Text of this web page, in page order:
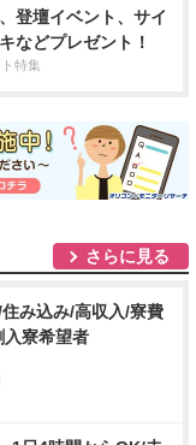
登壇イベント、サイ
などプレゼント！
特集
さらに見る
み込み/高収入/寮費
寮希望者